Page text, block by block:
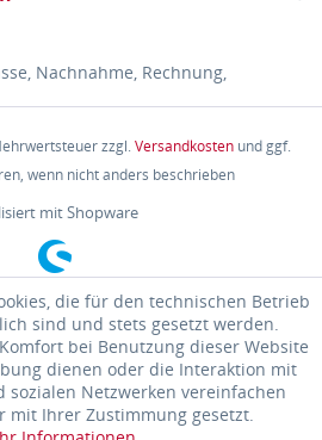
Nachnahme, Rechnung,
zzgl.Versandkosten und ggf.
wenn nicht anders beschrieben
mit Shopware
die für den technischen Betrieb
sind und stets gesetzt werden.
bei Benutzung dieser Website
dienen oder die Interaktion mit
sozialen Netzwerken vereinfachen
mit Ihrer Zustimmung gesetzt.